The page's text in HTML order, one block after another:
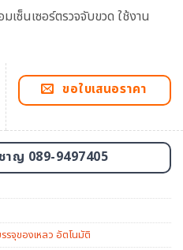
ซ็นเซอร์ตรวจจับขวด ใช้งาน
ขอใบเสนอราคา
าญ 089-9497405
รจุของเหลว อัตโนมัติ